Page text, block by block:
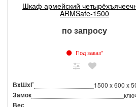
Шкаф армейский
ARMSafe-1500
по запросу
Под заказ*
ВxШxГ 1500 x 600 x
Замок
Вес